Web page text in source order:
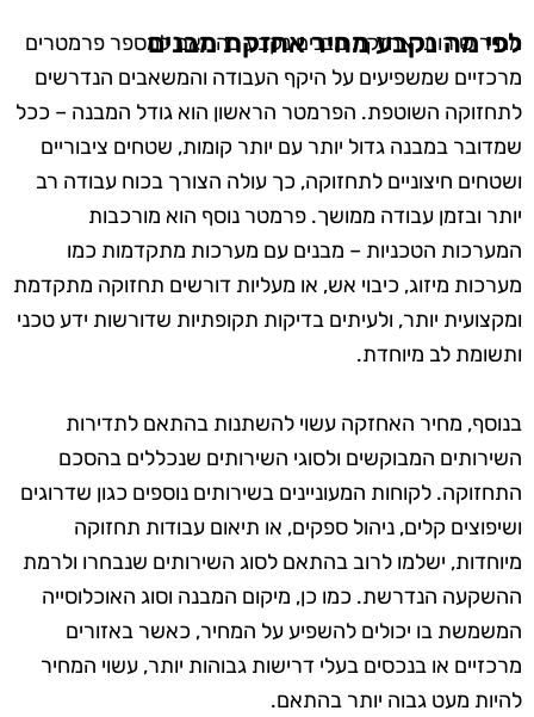
לפי מה נקבע מחיר אחזקת מבנים
מחיר שירותי אחזקת מבנים נקבע בהתאם למספר פרמטרים
מרכזיים שמשפיעים על היקף העבודה והמשאבים הנדרשים
לתחזוקה השוטפת. הפרמטר הראשון הוא גודל המבנה – ככל
שמדובר במבנה גדול יותר עם יותר קומות, שטחים ציבוריים
ושטחים חיצוניים לתחזוקה, כך עולה הצורך בכוח עבודה רב
יותר ובזמן עבודה ממושך. פרמטר נוסף הוא מורכבות
המערכות הטכניות – מבנים עם מערכות מתקדמות כמו
מערכות מיזוג, כיבוי אש, או מעליות דורשים תחזוקה מתקדמת
ומקצועית יותר, ולעיתים בדיקות תקופתיות שדורשות ידע טכני
ותשומת לב מיוחדת.
בנוסף, מחיר האחזקה עשוי להשתנות בהתאם לתדירות
השירותים המבוקשים ולסוגי השירותים שנכללים בהסכם
התחזוקה. לקוחות המעוניינים בשירותים נוספים כגון שדרוגים
ושיפוצים קלים, ניהול ספקים, או תיאום עבודות תחזוקה
מיוחדות, ישלמו לרוב בהתאם לסוג השירותים שנבחרו ולרמת
ההשקעה הנדרשת. כמו כן, מיקום המבנה וסוג האוכלוסייה
המשמשת בו יכולים להשפיע על המחיר, כאשר באזורים
מרכזיים או בנכסים בעלי דרישות גבוהות יותר, עשוי המחיר
להיות מעט גבוה יותר בהתאם.